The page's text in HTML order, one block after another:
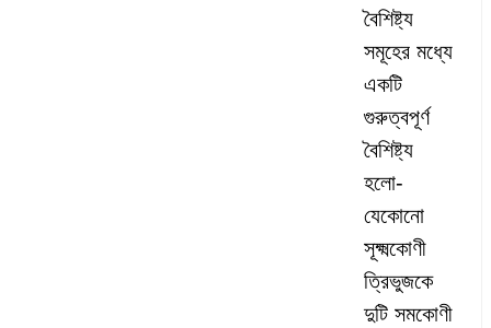
বৈশিষ্ট্য
সমূহের মধ্যে
একটি
গুরুত্বপূর্ণ
বৈশিষ্ট্য
হলো-
যেকোনো
সূক্ষ্মকোণী
ত্রিভুজকে
দুটি সমকোণী